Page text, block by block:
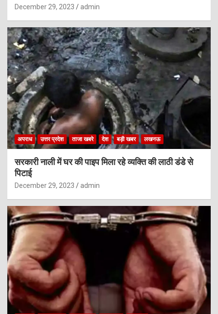
December 29, 2023 admin
अपराध उत्तर प्रदेश ताजा खबरे देश बड़ी खबर लखनऊ
सरकारी नाली में घर की पाइप मिला रहे व्यक्ति की लाठी डंडे से
पिटाई
December 29, 2023 admin